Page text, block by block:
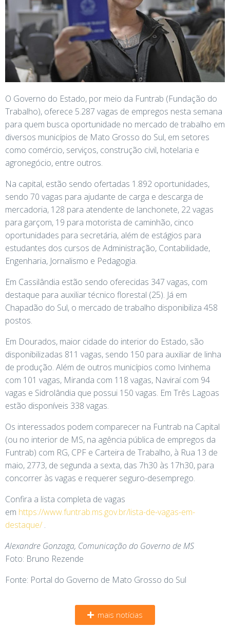
O Governo do Estado, por meio da Funtrab (Fundação do
Trabalho), oferece 5.287 vagas de empregos nesta semana
para quem busca oportunidade no mercado de trabalho em
diversos municípios de Mato Grosso do Sul, em setores
como comércio, serviços, construção civil, hotelaria e
agronegócio, entre outros.
Na capital, estão sendo ofertadas 1.892 oportunidades,
sendo 70 vagas para ajudante de carga e descarga de
mercadoria, 128 para atendente de lanchonete, 22 vagas
para garçom, 19 para motorista de caminhão, cinco
oportunidades para secretária, além de estágios para
estudantes dos cursos de Administração, Contabilidade,
Engenharia, Jornalismo e Pedagogia.
Em Cassilândia estão sendo oferecidas 347 vagas, com
destaque para auxiliar técnico florestal (25). Já em
Chapadão do Sul, o mercado de trabalho disponibiliza 458
postos.
Em Dourados, maior cidade do interior do Estado, são
disponibilizadas 811 vagas, sendo 150 para auxiliar de linha
de produção. Além de outros municípios como Ivinhema
com 101 vagas, Miranda com 118 vagas, Naviraí com 94
vagas e Sidrolândia que possui 150 vagas. Em Três Lagoas
estão disponíveis 338 vagas.
Os interessados podem comparecer na Funtrab na Capital
(ou no interior de MS, na agência pública de empregos da
Funtrab) com RG, CPF e Carteira de Trabalho, à Rua 13 de
maio, 2773, de segunda a sexta, das 7h30 às 17h30, para
concorrer às vagas e requerer seguro-desemprego.
Confira a lista completa de vagas
em https://www.funtrab.ms.gov.br/lista-de-vagas-em-
destaque/ .
Alexandre Gonzaga, Comunicação do Governo de MS
Foto: Bruno Rezende
Fonte: Portal do Governo de Mato Grosso do Sul
mais notícias